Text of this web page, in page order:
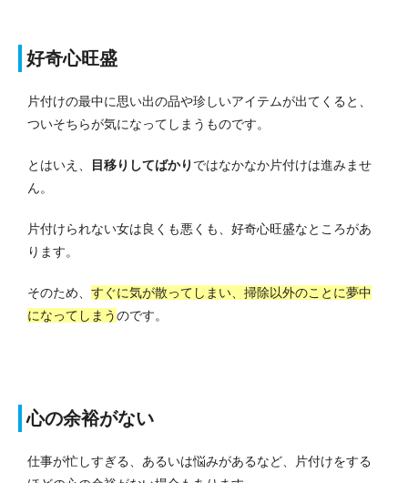
好奇心旺盛
片付けの最中に思い出の品や珍しいアイテムが出てくると、
ついそちらが気になってしまうものです。
とはいえ、 目移りしてばかり ではなかなか片付けは進みませ
ん。
片付けられない女は良くも悪くも、好奇心旺盛なところがあ
ります。
そのため、 すぐに気が散ってしまい、掃除以外のことに夢中
になってしまうのです。
心の余裕がない
仕事が忙しすぎる、あるいは悩みがあるなど、片付けをする